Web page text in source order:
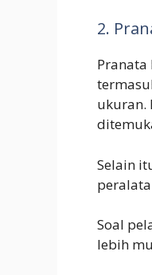
2.
ukuran.
Selain
Soal
lebih